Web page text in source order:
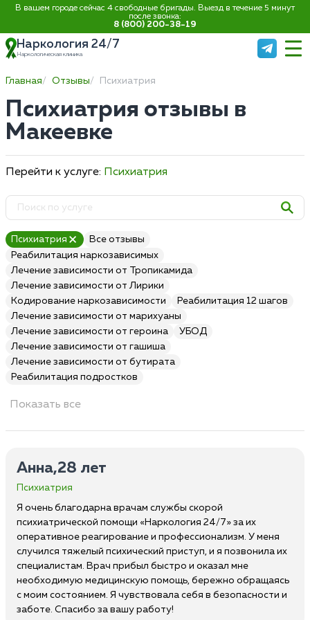
В вашем городе сейчас 4 свободные бригады. Выезд в течение 5 минут
после звонка:
8 (800) 200-38-19
Наркология 24/7
Наркологическая клиника
Главная Отзывы Психиатрия
Психиатрия отзывы в
Макеевке
Перейти к услуге: Психиатрия
Психиатрия
Все отзывы
Реабилитация наркозависимых
Лечение зависимости от Тропикамида
Лечение зависимости от Лирики
Кодирование наркозависимости
Реабилитация 12 шагов
Лечение зависимости от марихуаны
Лечение зависимости от героина
УБОД
Лечение зависимости от гашиша
Лечение зависимости от бутирата
Реабилитация подростков
Показать все
Анна,28 лет
Психиатрия
Я очень благодарна врачам службы скорой
психиатрической помощи «Наркология 24/7» за их
оперативное реагирование и профессионализм. У меня
случился тяжелый психический приступ, и я позвонила их
специалистам. Врач прибыл быстро и оказал мне
необходимую медицинскую помощь, бережно обращаясь
с моим состоянием. Я чувствовала себя в безопасности и
заботе. Спасибо за вашу работу!